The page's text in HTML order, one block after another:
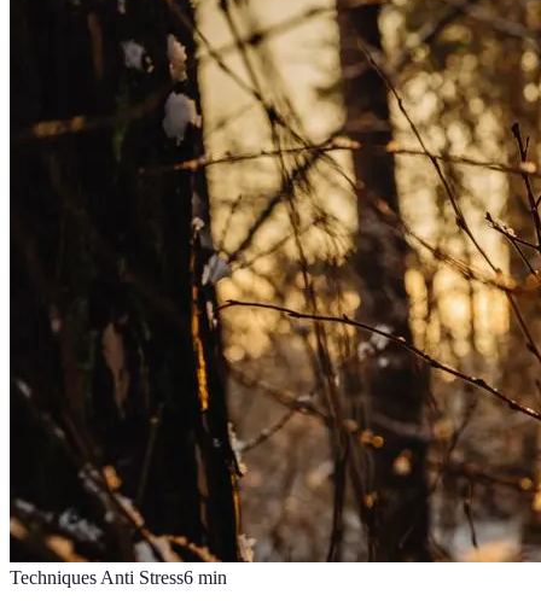
Techniques Anti Stress6 min